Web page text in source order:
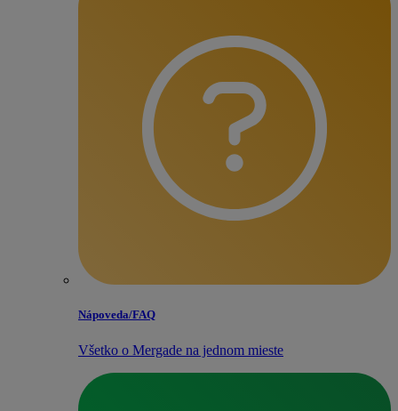
Nápoveda/​FAQ
Všetko o Mergade na jednom mieste